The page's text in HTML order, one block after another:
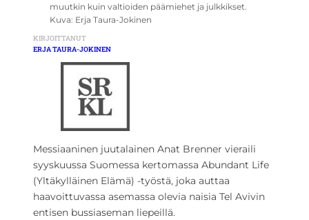
muutkin kuin valtioiden päämiehet ja julkkikset.
Kuva: Erja Taura-Jokinen
KIRJOITTANUT
ERJA TAURA-JOKINEN
Messiaaninen juutalainen Anat Brenner vieraili
syyskuussa Suomessa kertomassa Abundant Life
(Yltäkylläinen Elämä) -työstä, joka auttaa
haavoittuvassa asemassa olevia naisia Tel Avivin
entisen bussiaseman liepeillä.